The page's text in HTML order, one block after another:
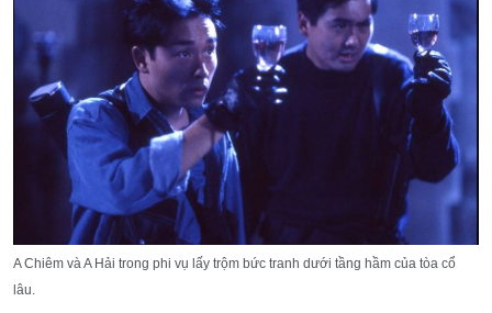
A Chiêm và A Hải trong phi vụ lấy trộm bức tranh dưới tầng hầm của tòa cổ
lâu.